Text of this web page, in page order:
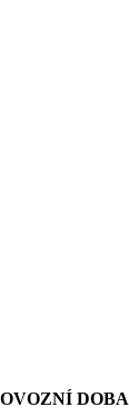
DOBA